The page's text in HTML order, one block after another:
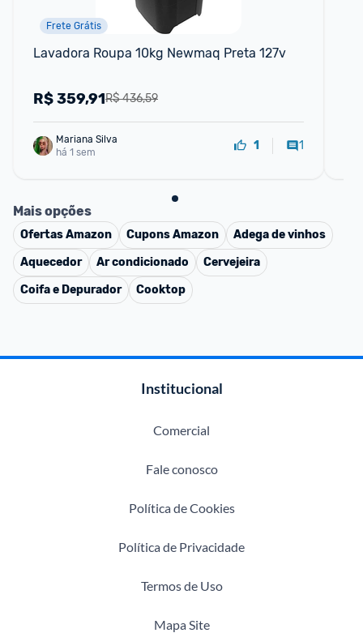
Frete Grátis
Lavadora Roupa 10kg Newmaq Preta 127v
R$ 436,59
R$359,91
Mariana Silva
há 1 sem
1 1
Mais opções
OfertasAmazon CuponsAmazon
Adega de vinhos
Aquecedor
Ar condicionado
Cervejeira
Coifa e Depurador
Cooktop
Institucional
Comercial
Fale conosco
Política de Cookies
Política de Privacidade
Termos de Uso
Mapa Site